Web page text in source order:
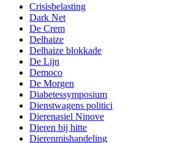
Crisisbelasting
Dark Net
De Crem
Delhaize
Delhaize blokkade
De Lijn
Democo
De Morgen
Diabetessymposium
Dienstwagens politici
Dierenasiel Ninove
Dieren bij hitte
Dierenmishandeling